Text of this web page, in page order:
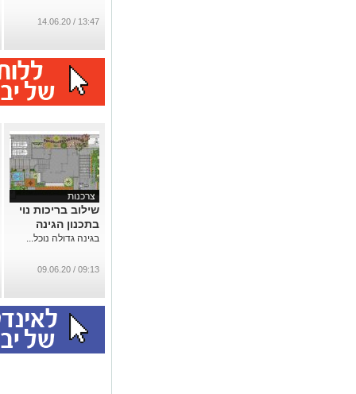
13:47 / 14.06.20
צרכנות
שילוב בריכות נוי
בתכנון הגינה
בגינה גדולה נוכל...
09:13 / 09.06.20